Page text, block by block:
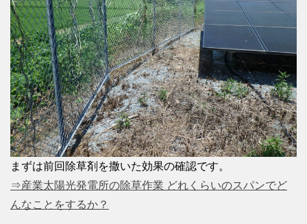
まずは前回除草剤を撒いた効果の確認です。
⇒産業太陽光発電所の除草作業 どれくらいのスパンでど
んなことをするか？